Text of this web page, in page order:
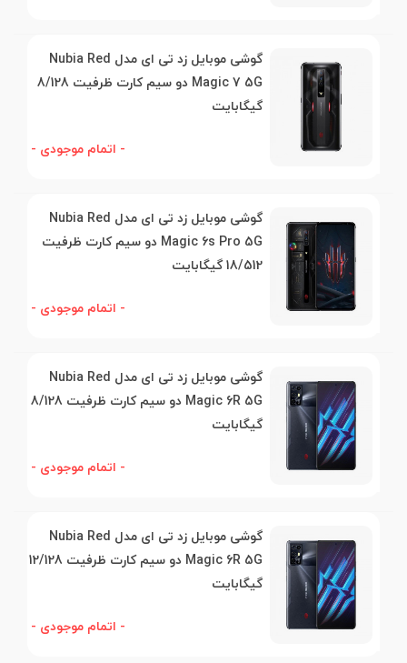
گوشی موبایل زد تی ای مدل Nubia Red
Magic 7 5G دو سیم کارت ظرفیت 8/128
گیگابایت
- اتمام موجودی -
گوشی موبایل زد تی ای مدل Nubia Red
Magic 6s Pro 5G دو سیم کارت ظرفیت
18/512 گیگابایت
- اتمام موجودی -
گوشی موبایل زد تی ای مدل Nubia Red
Magic 6R 5G دو سیم کارت ظرفیت 8/128
گیگابایت
- اتمام موجودی -
گوشی موبایل زد تی ای مدل Nubia Red
Magic 6R 5G دو سیم کارت ظرفیت 12/128
گیگابایت
- اتمام موجودی -